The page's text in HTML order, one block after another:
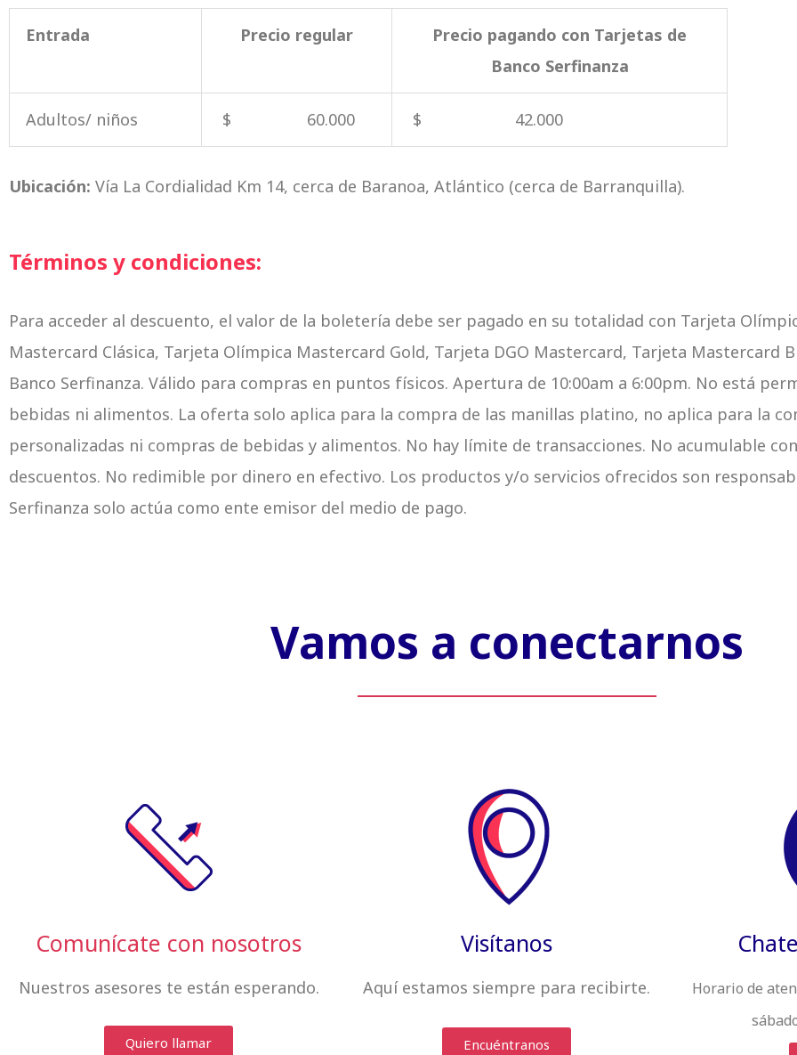
Entrada Precio regular
Precio pagando con Tarjetas de
Banco Serfinanza
Adultos/ niños $ 60.000 $ 42.000
Ubicación: Vía La Cordialidad Km 14, cerca de Baranoa, Atlántico (cerca de Barranquilla).
Términos y condiciones:
Para acceder al descuento, el valor de la boletería debe ser pagado en su totalidad con Tarjeta
Mastercard Clásica, Tarjeta Olímpica Mastercard Gold, Tarjeta DGO Mastercard, Tarjeta Mastercard
Banco Serfinanza. Válido para compras en puntos físicos. Apertura de 10:00am a 6:00pm. No está
bebidas ni alimentos. La oferta solo aplica para la compra de las manillas platino, no aplica para la
personalizadas ni compras de bebidas y alimentos. No hay límite de transacciones. No acumulable
descuentos. No redimible por dinero en efectivo. Los productos y/o servicios ofrecidos son
Serfinanza solo actúa como ente emisor del medio de pago.
Vamos a conectarnos
Comunícate con nosotros
Nuestros asesores te están esperando.
Quiero llamar
Visítanos
Aquí estamos siempre para recibirte.
Encuéntranos
Horario de